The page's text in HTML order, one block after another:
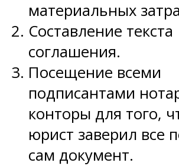
материальных
Составление текста
соглашения.
Посещение всеми
подписантами
конторы для того,
юрист заверил все
сам документ.